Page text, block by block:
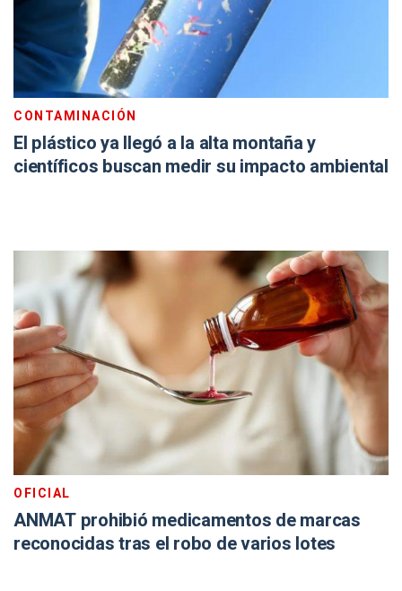
CONTAMINACIÓN
El plástico ya llegó a la alta montaña y
científicos buscan medir su impacto ambiental
OFICIAL
ANMAT prohibió medicamentos de marcas
reconocidas tras el robo de varios lotes